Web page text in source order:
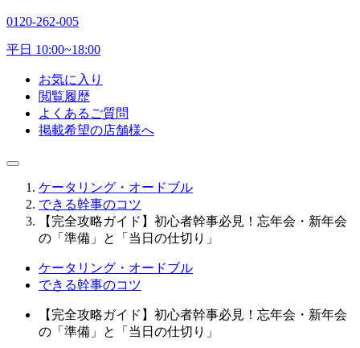
0120-262-005
平日 10:00~18:00
お気に入り
閲覧履歴
よくあるご質問
掲載希望の店舗様へ
ケータリング・オードブル
できる幹事のコツ
【完全攻略ガイド】初心者幹事必見！忘年会・新年会
の「準備」と「当日の仕切り」
ケータリング・オードブル
できる幹事のコツ
【完全攻略ガイド】初心者幹事必見！忘年会・新年会
の「準備」と「当日の仕切り」